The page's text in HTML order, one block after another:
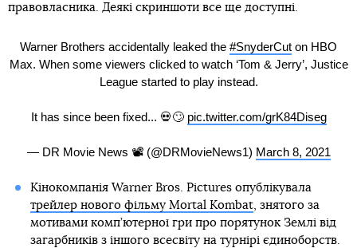
правовласника. Деякі скриншоти все ще доступні.
Warner Brothers accidentally leaked the #SnyderCut on HBO
Max. When some viewers clicked to watch ‘Tom & Jerry’, Justice
League started to play instead.
It has since been fixed... 💀🙄 pic.twitter.com/grK84Diseg
— DR Movie News 📽 (@DRMovieNews1) March 8, 2021
Кінокомпанія Warner Bros. Pictures опублікувала
трейлер нового фільму Mortal Kombat, знятого за
мотивами комп’ютерної гри про порятунок Землі від
загарбників з іншого всесвіту на турнірі єдиноборств.